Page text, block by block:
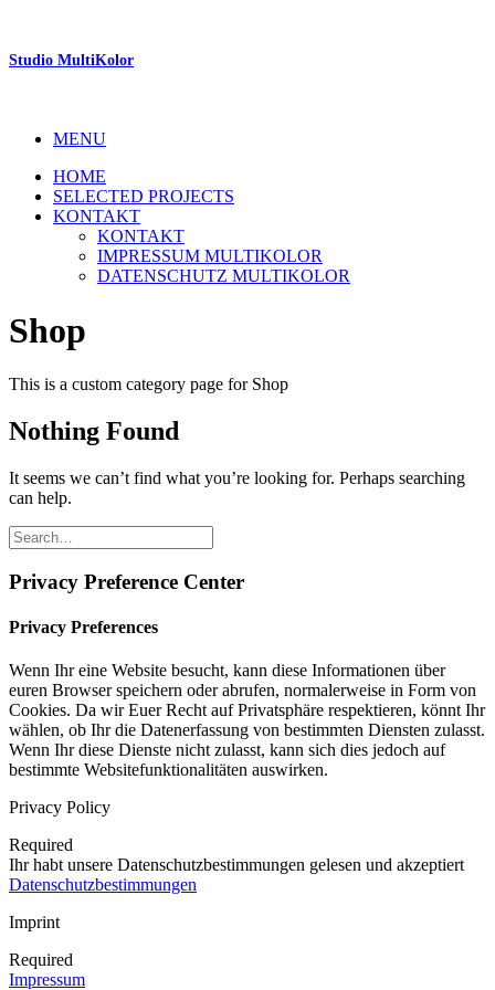
Studio MultiKolor
MENU
HOME
SELECTED PROJECTS
KONTAKT
KONTAKT
IMPRESSUM MULTIKOLOR
DATENSCHUTZ MULTIKOLOR
Shop
This is a custom category page for Shop
Nothing Found
It seems we can’t find what you’re looking for. Perhaps searching
can help.
Privacy Preference Center
Privacy Preferences
Wenn Ihr eine Website besucht, kann diese Informationen über
euren Browser speichern oder abrufen, normalerweise in Form von
Cookies. Da wir Euer Recht auf Privatsphäre respektieren, könnt Ihr
wählen, ob Ihr die Datenerfassung von bestimmten Diensten zulasst.
Wenn Ihr diese Dienste nicht zulasst, kann sich dies jedoch auf
bestimmte Websitefunktionalitäten auswirken.
Privacy Policy
Required
Ihr habt unsere Datenschutzbestimmungen gelesen und akzeptiert
Datenschutzbestimmungen
Imprint
Required
Impressum